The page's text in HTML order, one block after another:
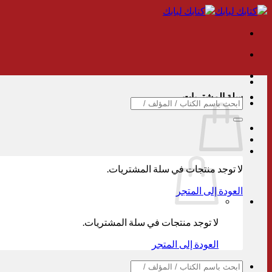
تخطي
سلة المشتريات
لا توجد منتجات في سلة المشتريات.
العودة إلى المتجر
البحث
عن:
لا توجد منتجات في سلة المشتريات.
العودة إلى المتجر
البحث